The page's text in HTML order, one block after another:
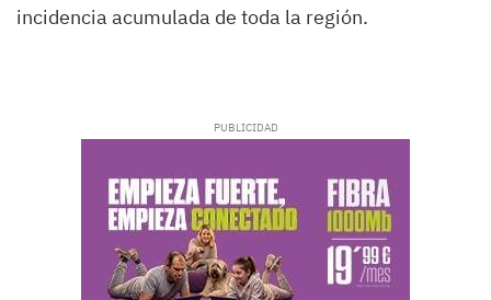
incidencia acumulada de toda la región.